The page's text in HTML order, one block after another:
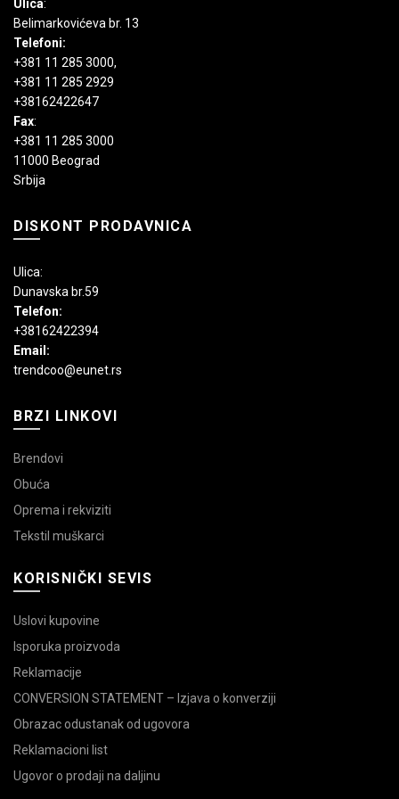
Ulica:
Belimarkovićeva br. 13
Telefoni:
+381 11 285 3000,
+381 11 285 2929
+38162422647
Fax:
+381 11 285 3000
11000 Beograd
Srbija
DISKONT PRODAVNICA
Ulica:
Dunavska br.59
Telefon:
+38162422394
Email:
trendcoo@eunet.rs
BRZI LINKOVI
Brendovi
Obuća
Oprema i rekviziti
Tekstil muškarci
KORISNIČKI SEVIS
Uslovi kupovine
Isporuka proizvoda
Reklamacije
CONVERSION STATEMENT – Izjava o konverziji
Obrazac odustanak od ugovora
Reklamacioni list
Ugovor o prodaji na daljinu